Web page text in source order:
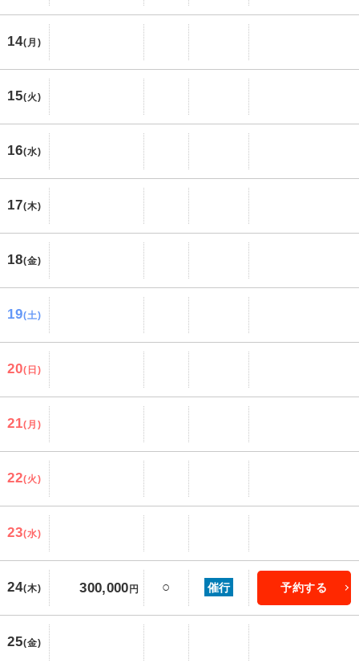
14(月)
15(火)
16(水)
17(木)
18(金)
19(土)
20(日)
21(月)
22(火)
23(水)
24(木) 300,000 円 ○ 催行 予約する
25(金)